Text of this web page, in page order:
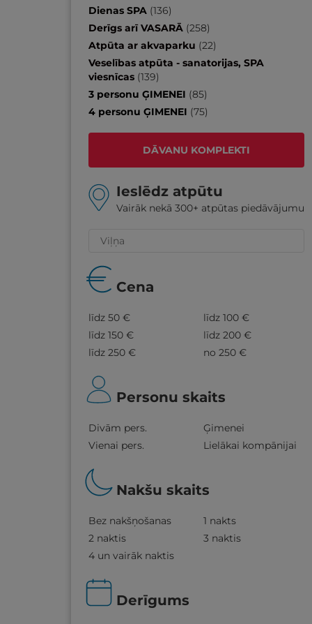
Dienas SPA (136)
Derīgs arī VASARĀ (258)
Atpūta ar akvaparku (22)
Veselības atpūta - sanatorijas, SPA
viesnīcas (139)
3 personu ĢIMENEI (85)
4 personu ĢIMENEI (75)
DĀVANU KOMPLEKTI
Ieslēdz atpūtu
Vairāk nekā 300+ atpūtas piedāvājumu
Cena
līdz 50 €
līdz 100 €
līdz 150 €
līdz 200 €
līdz 250 €
no 250 €
Personu skaits
Divām pers.
Ģimenei
Vienai pers.
Lielākai kompānijai
Nakšu skaits
Bez nakšņošanas
1 nakts
2 naktis
3 naktis
4 un vairāk naktis
Derīgums